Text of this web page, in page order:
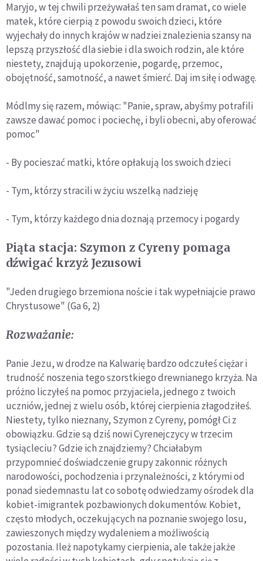
Maryjo, w tej chwili przeżywałaś ten sam dramat, co wiele
matek, które cierpią z powodu swoich dzieci, które
wyjechały do innych krajów w nadziei znalezienia szansy na
lepszą przyszłość dla siebie i dla swoich rodzin, ale które
niestety, znajdują upokorzenie, pogardę, przemoc,
obojętność, samotność, a nawet śmierć. Daj im siłę i odwagę.
Módlmy się razem, mówiąc: "Panie, spraw, abyśmy potrafili
zawsze dawać pomoc i pociechę, i byli obecni, aby oferować
pomoc"
- By pocieszać matki, które opłakują los swoich dzieci
- Tym, którzy stracili w życiu wszelką nadzieję
- Tym, którzy każdego dnia doznają przemocy i pogardy
Piąta stacja: Szymon z Cyreny pomaga
dźwigać krzyż Jezusowi
"Jeden drugiego brzemiona noście i tak wypełniajcie prawo
Chrystusowe" (Ga 6, 2)
Rozważanie:
Panie Jezu, w drodze na Kalwarię bardzo odczułeś ciężar i
trudność noszenia tego szorstkiego drewnianego krzyża. Na
próżno liczyłeś na pomoc przyjaciela, jednego z twoich
uczniów, jednej z wielu osób, której cierpienia złagodziłeś.
Niestety, tylko nieznany, Szymon z Cyreny, pomógł Ci z
obowiązku. Gdzie są dziś nowi Cyrenejczycy w trzecim
tysiącleciu? Gdzie ich znajdziemy? Chciałabym
przypomnieć doświadczenie grupy zakonnic różnych
narodowości, pochodzenia i przynależności, z którymi od
ponad siedemnastu lat co sobotę odwiedzamy ośrodek dla
kobiet-imigrantek pozbawionych dokumentów. Kobiet,
często młodych, oczekujących na poznanie swojego losu,
zawieszonych między wydaleniem a możliwością
pozostania. Ileż napotykamy cierpienia, ale także jakże